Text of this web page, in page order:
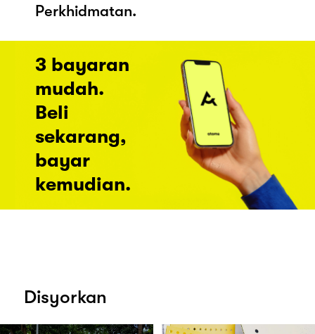
Perkhidmatan.
3 bayaran
mudah.
Beli
sekarang,
bayar
kemudian.
Disyorkan